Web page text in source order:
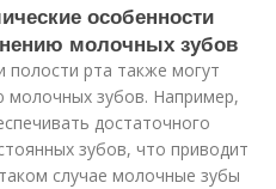
особенности
молочных зубов
полости рта также могут
молочных зубов. Например,
достаточного
зубов, что приводит
случае молочные зубы